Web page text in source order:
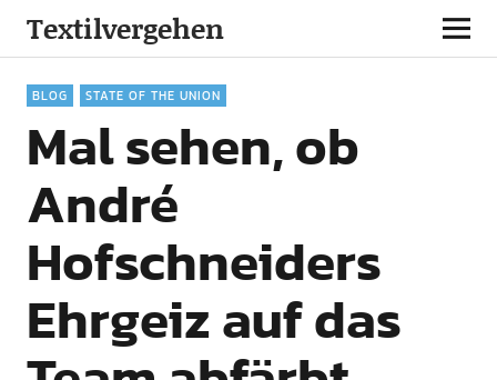
Textilvergehen
BLOG STATE OF THE UNION
Mal sehen, ob
André
Hofschneiders
Ehrgeiz auf das